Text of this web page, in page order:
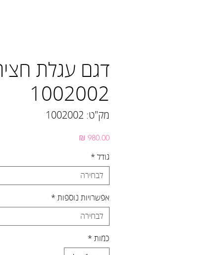
דגם עגלת
1002002
מק"ט: 1002002
גודל *
לבחירה
אפשרויות נוספות *
לבחירה
כמות *